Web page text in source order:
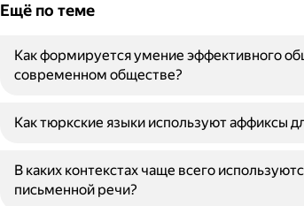
Ещё по теме
Как формируется умение эффективного
современном обществе?
Как тюркские языки используют аффиксы
В каких контекстах чаще всего
письменной речи?